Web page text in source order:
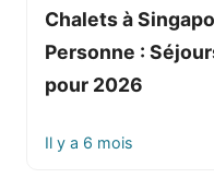
Chalets à
Personne :
pour 2026
Il y a 6 mois